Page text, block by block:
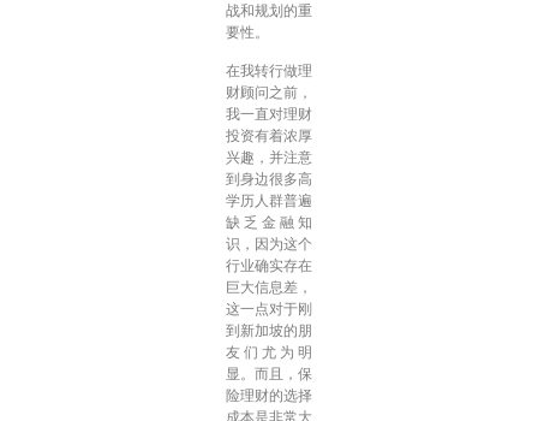
战和规划的重
要性。
在我转行做理
财顾问之前，
我一直对理财
投资有着浓厚
兴趣，并注意
到身边很多高
学历人群普遍
缺乏金融知
识，因为这个
行业确实存在
巨大信息差，
这一点对于刚
到新加坡的朋
友们尤为明
显。而且，保
险理财的选择